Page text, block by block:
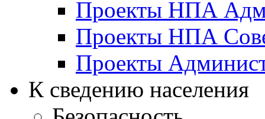
Проекты НПА
Проекты НПА
Проекты
К сведению населения